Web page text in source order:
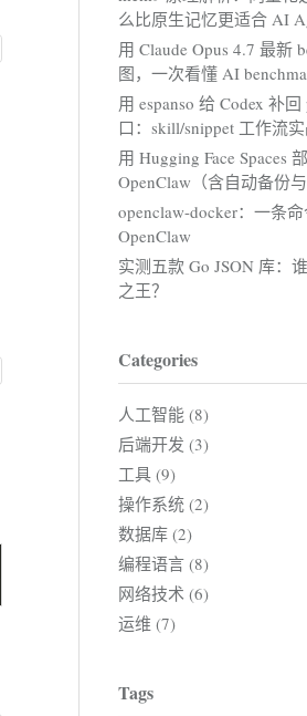
么比原生记忆更适合 AI
用 Claude Opus 4.7 最新
图，一次看懂 AI
用 espanso 给 Codex 补
口：skill/snippet 工作流
用 Hugging Face Spaces
OpenClaw（含自动备份与
openclaw-docker：一条
OpenClaw
实测五款 Go JSON 库：
之王？
Categories
人工智能 (8)
后端开发 (3)
工具 (9)
操作系统 (2)
数据库 (2)
编程语言 (8)
网络技术 (6)
运维 (7)
Tags